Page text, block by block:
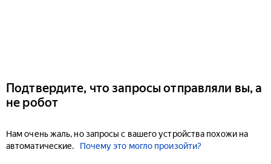
Подтвердите, что запросы отправляли вы, а
не робот
Нам очень жаль, но запросы с вашего устройства похожи на
автоматические.
Почему это могло произойти?